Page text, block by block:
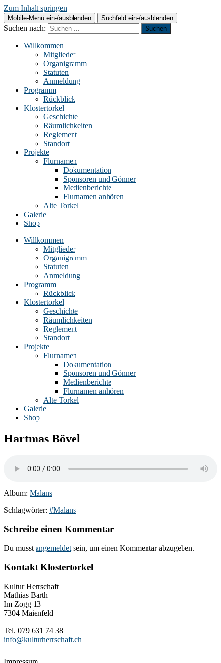
Zum Inhalt springen
Mobile-Menü ein-/ausblenden Suchfeld ein-/ausblenden
Suchen nach:
Willkommen
Mitglieder
Organigramm
Statuten
Anmeldung
Programm
Rückblick
Klostertorkel
Geschichte
Räumlichkeiten
Reglement
Standort
Projekte
Flurnamen
Dokumentation
Sponsoren und Gönner
Medienberichte
Flurnamen anhören
Alte Torkel
Galerie
Shop
Willkommen
Mitglieder
Organigramm
Statuten
Anmeldung
Programm
Rückblick
Klostertorkel
Geschichte
Räumlichkeiten
Reglement
Standort
Projekte
Flurnamen
Dokumentation
Sponsoren und Gönner
Medienberichte
Flurnamen anhören
Alte Torkel
Galerie
Shop
Hartmas Bövel
Album: Malans
Schlagwörter: #Malans
Schreibe einen Kommentar
Du musst angemeldet sein, um einen Kommentar abzugeben.
Kontakt Klostertorkel
Kultur Herrschaft
Mathias Barth
Im Zogg 13
7304 Maienfeld
Tel. 079 631 74 38
info@kulturherrschaft.ch